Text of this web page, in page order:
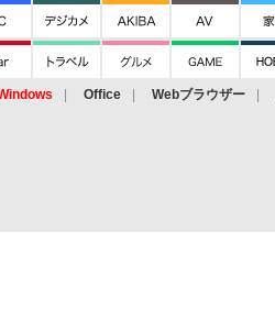
Office Webブラウザー